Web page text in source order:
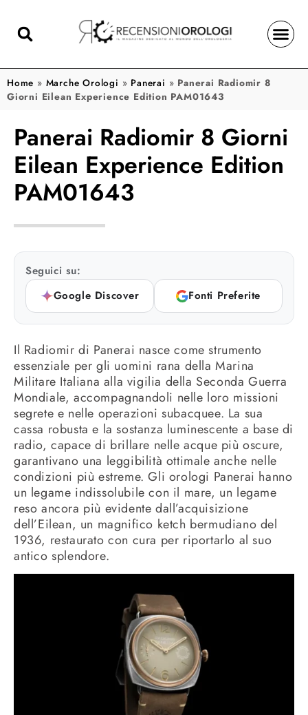
Home » Marche Orologi » Panerai » Panerai Radiomir 8
Giorni Eilean Experience Edition PAM01643
Panerai Radiomir 8 Giorni
Eilean Experience Edition
PAM01643
Seguici su:
Google Discover
Fonti Preferite
Il Radiomir di Panerai nasce come strumento
essenziale per gli uomini rana della Marina
Militare Italiana alla vigilia della Seconda Guerra
Mondiale, accompagnandoli nelle loro missioni
segrete e nelle operazioni subacquee. La sua
cassa robusta e la sostanza luminescente a base di
radio, capace di brillare nelle acque più oscure,
garantivano una leggibilità ottimale anche nelle
condizioni più estreme. Gli orologi Panerai hanno
un legame indissolubile con il mare, un legame
reso ancora più evidente dall’acquisizione
dell’Eilean, un magnifico ketch bermudiano del
1936, restaurato con cura per riportarlo al suo
antico splendore.